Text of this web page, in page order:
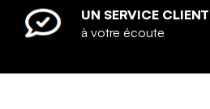
UN SERVICE CLIENT
à votre écoute